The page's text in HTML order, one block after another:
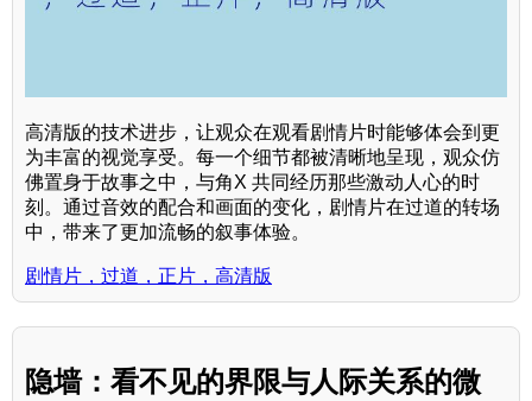
高清版的技术进步，让观众在观看剧情片时能够体会到更
为丰富的视觉享受。每一个细节都被清晰地呈现，观众仿
佛置身于故事之中，与角X 共同经历那些激动人心的时
刻。通过音效的配合和画面的变化，剧情片在过道的转场
中，带来了更加流畅的叙事体验。
剧情片，过道，正片，高清版
隐墙：看不见的界限与人际关系的微